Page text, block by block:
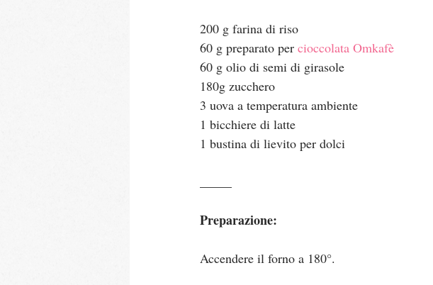
200 g farina di riso
60 g preparato per cioccolata Omkafè
60 g olio di semi di girasole
180g zucchero
3 uova a temperatura ambiente
1 bicchiere di latte
1 bustina di lievito per dolci
Preparazione:
Accendere il forno a 180°.